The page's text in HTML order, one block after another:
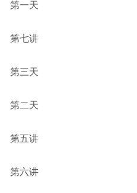
第一天
第七讲
第三天
第二天
第五讲
第六讲